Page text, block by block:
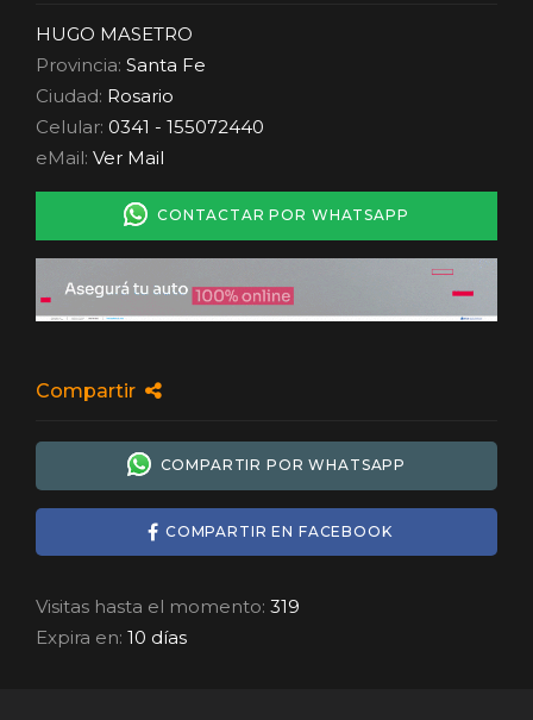
HUGO MASETRO
Provincia: Santa Fe
Ciudad: Rosario
Celular: 0341 - 155072440
eMail: Ver Mail
CONTACTAR POR WHATSAPP
Compartir
COMPARTIR POR WHATSAPP
COMPARTIR EN FACEBOOK
Visitas hasta el momento: 319
Expira en: 10 días